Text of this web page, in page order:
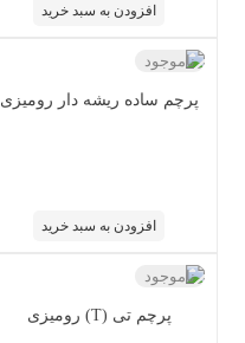
افزودن به سبد خرید
پرچم ساده ریشه دار رومیزی
ناموجود
افزودن به سبد خرید
پرچم تی (T) رومیزی
ناموجود